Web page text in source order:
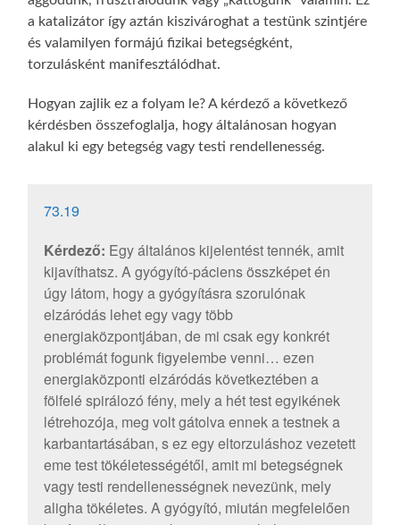
a katalizátor így aztán kiszivároghat a testünk szintjére
és valamilyen formájú fizikai betegségként,
torzulásként manifesztálódhat.
Hogyan zajlik ez a folyam le? A kérdező a következő
kérdésben összefoglalja, hogy általánosan hogyan
alakul ki egy betegség vagy testi rendellenesség.
73.19
Kérdező: Egy általános kijelentést tennék, amit
kijavíthatsz. A gyógyító-páciens összképet én
úgy látom, hogy a gyógyításra szorulónak
elzáródás lehet egy vagy több
energiaközpontjában, de mi csak egy konkrét
problémát fogunk figyelembe venni… ezen
energiaközponti elzáródás következtében a
fölfelé spirálozó fény, mely a hét test egyikének
létrehozója, meg volt gátolva ennek a testnek a
karbantartásában, s ez egy eltorzuláshoz vezetett
eme test tökéletességétől, amit mi betegségnek
vagy testi rendellenességnek nevezünk, mely
aligha tökéletes. A gyógyító, miután megfelelően